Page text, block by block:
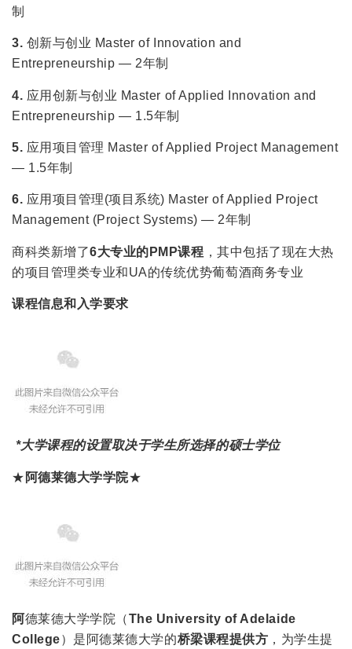
制
3. 创新与创业 Master of Innovation and
Entrepreneurship — 2年制
4. 应用创新与创业 Master of Applied Innovation and
Entrepreneurship — 1.5年制
5. 应用项目管理 Master of Applied Project Management
— 1.5年制
6. 应用项目管理(项目系统) Master of Applied Project
Management (Project Systems) — 2年制
商科类新增了6大专业的PMP课程 ，其中包括了现在大热
的项目管理类专业和UA的传统优势葡萄酒商务专业
课程信息和入学要求
*大学课程的设置取决于学生所选择的硕士学位
★ 阿德莱德大学学院★
阿德莱德大学学院（The University of Adelaide
College）是阿德莱德大学的桥梁课程提供方 ，为学生提